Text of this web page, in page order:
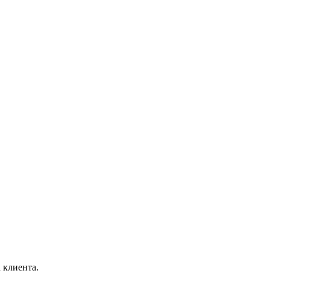
клиента.